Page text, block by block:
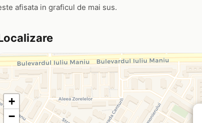
afisata in graficul de mai sus.
+
−